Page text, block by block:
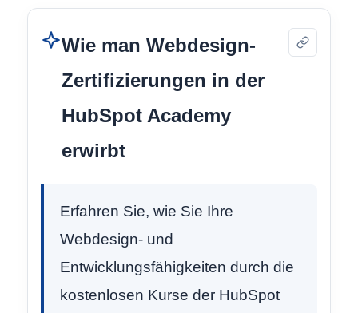
Wie man Webdesign-
Zertifizierungen in der
HubSpot Academy
erwirbt
Erfahren Sie, wie Sie Ihre
Webdesign- und
Entwicklungsfähigkeiten durch die
kostenlosen Kurse der HubSpot